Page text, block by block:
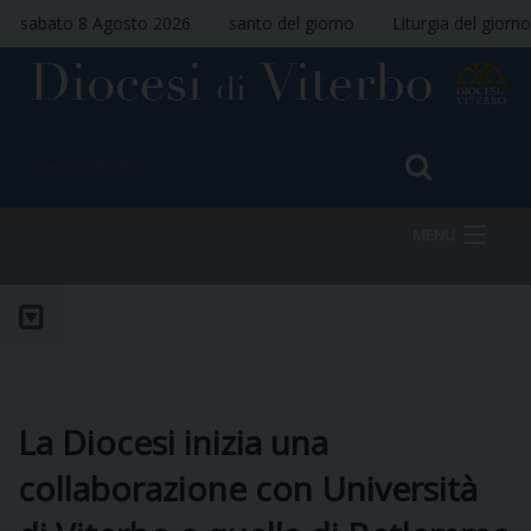
sabato 8 Agosto 2026 santo del giorno Liturgia del giorno
DIOCESI
La Diocesi inizia una
collaborazione con Università